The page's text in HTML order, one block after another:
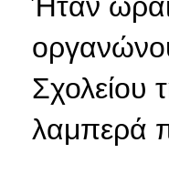
Ήταν
Σχολείου
λαμπερά